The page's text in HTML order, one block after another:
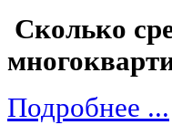
Сколько
Подробнее ...